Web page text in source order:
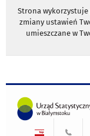
Strona wykorzystuje
zmiany ustawień
umieszczane w